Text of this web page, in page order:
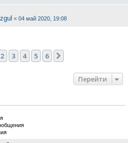
« 04 май 2020, 19:08
2 3 4 5 6
Перейти